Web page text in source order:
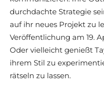
durchdachte Strategie
auf ihr neues Projekt zu
Veröffentlichung am 19.
Oder vielleicht genießt
ihrem Stil zu
rätseln zu lassen.